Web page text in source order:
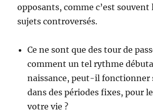
opposants, comme c’est souvent
sujets controversés.
Ce ne sont que des tour de
comment un tel rythme
naissance, peut-il fonctionner
dans des périodes fixes, pour
votre vie ?